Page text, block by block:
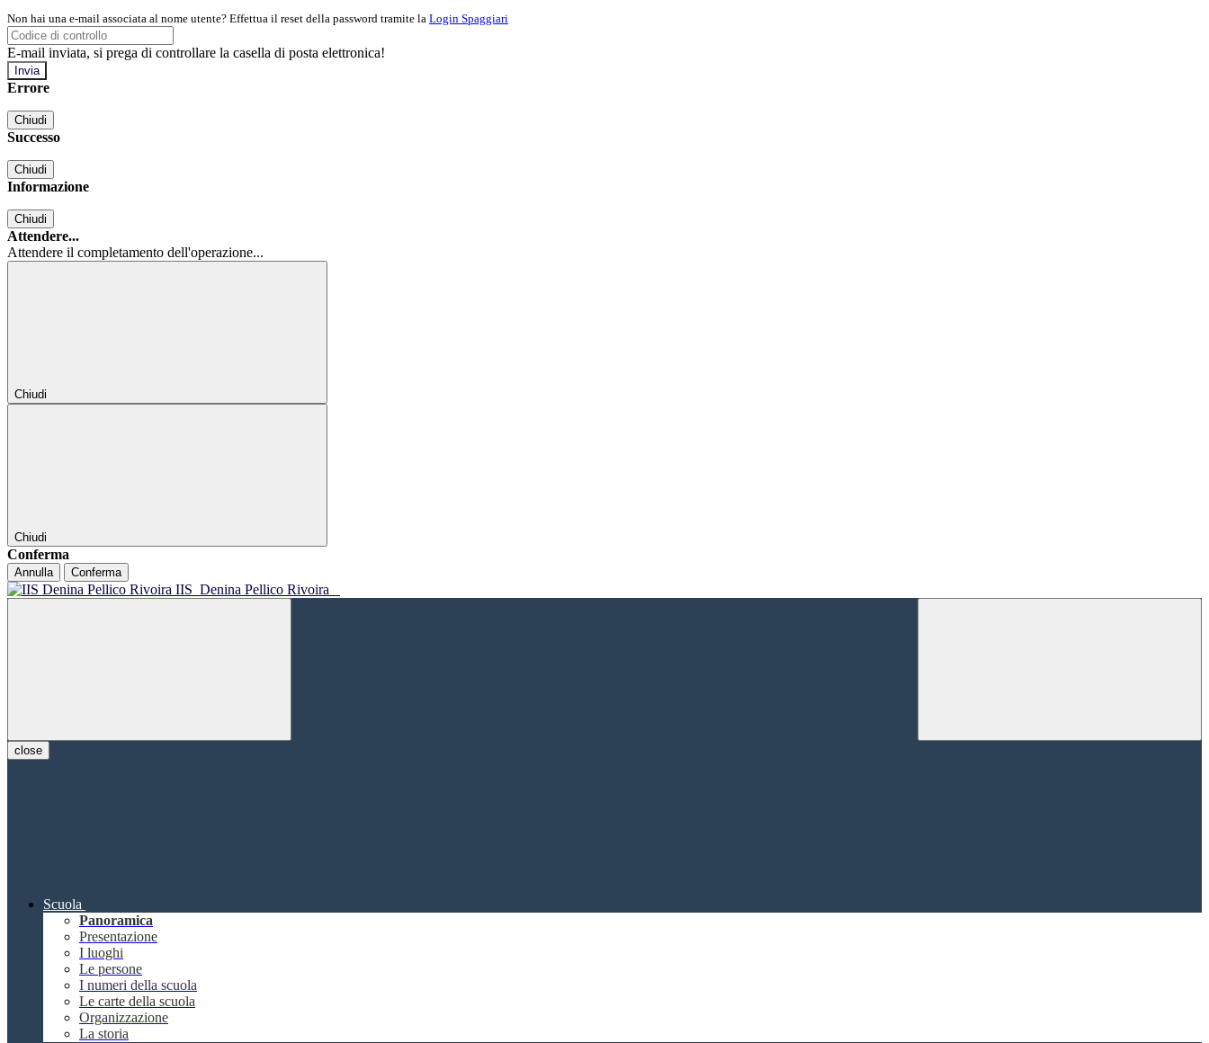
Non hai una e-mail associata al nome utente? Effettua il reset della password tramite la Login Spaggiari
E-mail inviata, si prega di controllare la casella di posta elettronica!
Errore
Chiudi
Successo
Chiudi
Informazione
Chiudi
Attendere...
Attendere il completamento dell'operazione...
Chiudi
Chiudi
Conferma
Annulla Conferma
IIS Denina Pellico Rivoira
close
Scuola
Panoramica
Presentazione
I luoghi
Le persone
I numeri della scuola
Le carte della scuola
Organizzazione
La storia